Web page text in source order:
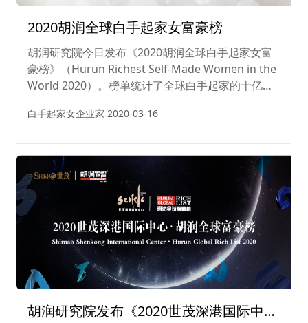
2020胡润全球白手起家女富豪榜
胡润研究院今日发布《2020胡润全球白手起家女富
豪榜》（Hurun Richest Self-Made Women in the
World 2020）。榜单统计了全球白手起家的十亿美
白手起家女企业家 2020-03-16
胡润研究院发布《2020世茂深港国际中心